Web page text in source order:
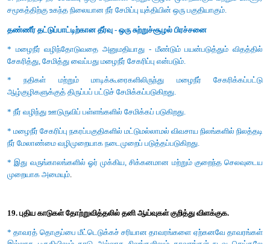
8. தாவரங்கள் தொடர்ந்து அழிந்து வருதல்.
18. நீர் பற்றாக்குறை தீர்வை ஆலோசித்து அதன் நன்மைகளை
மழைநீர் சேகரிப்பின் பயன்கள் :